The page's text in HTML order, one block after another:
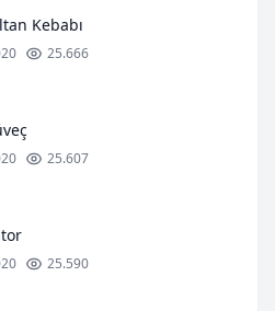
Kebabı
25.666
25.607
25.590